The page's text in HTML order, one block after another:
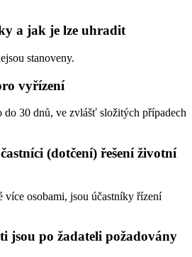
a jak je lze uhradit
stanoveny.
vyřízení
30 dnů, ve zvlášť složitých případech
(dotčení) řešení životní
více osobami, jsou účastníky řízení
jsou po žadateli požadovány